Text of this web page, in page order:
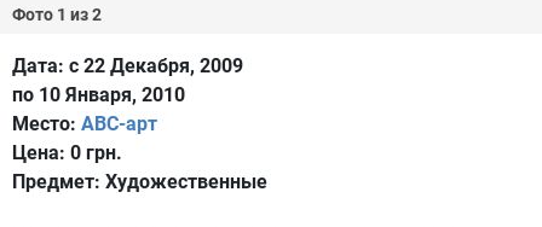
Фото 1 из 2
Дата: с 22 Декабря, 2009
по 10 Января, 2010
Место: АВС-арт
Цена: 0 грн.
Предмет: Художественные